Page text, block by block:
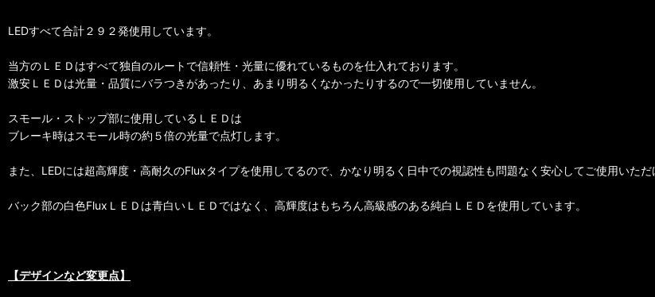
LEDすべて合計２９２発使用しています。
当方のＬＥＤはすべて独自のルートで信頼性・光量に優れているものを仕入れております。
激安ＬＥＤは光量・品質にバラつきがあったり、あまり明るくなかったりするので一切使用していません。
スモール・ストップ部に使用しているＬＥＤは
ブレーキ時はスモール時の約５倍の光量で点灯します。
また、LEDには超高輝度・高耐久のFluxタイプを使用してるので、かなり明るく日中での視認性も問題なく安心してご使用いただ
バック部の白色FluxＬＥＤは青白いＬＥＤではなく、高輝度はもちろん高級感のある純白ＬＥＤを使用しています。
【デザインなど変更点】